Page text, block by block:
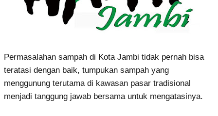
Permasalahan sampah di Kota Jambi tidak pernah bisa
teratasi dengan baik, tumpukan sampah yang
menggunung terutama di kawasan pasar tradisional
menjadi tanggung jawab bersama untuk mengatasinya.